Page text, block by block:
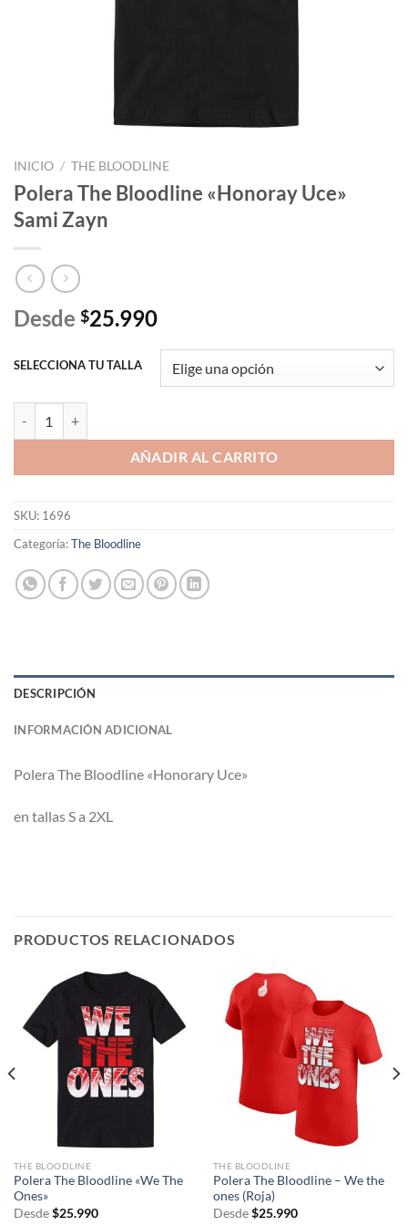
INICIO / THE BLOODLINE
Polera The Bloodline «Honoray Uce»
Sami Zayn
Desde $25.990
SELECCIONA TU TALLA
AÑADIR AL CARRITO
SKU: 1696
Categoría:The Bloodline
DESCRIPCIÓN
INFORMACIÓN ADICIONAL
Polera The Bloodline «Honorary Uce»
en tallas S a 2XL
PRODUCTOS RELACIONADOS
THE BLOODLINE
Polera The Bloodline «We The
Ones»
Desde $25.990
THE BLOODLINE
Polera The Bloodline – We the
ones (Roja)
Desde $25.990